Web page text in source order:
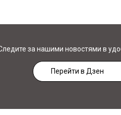
за нашими новостями в
Перейти в Дзен